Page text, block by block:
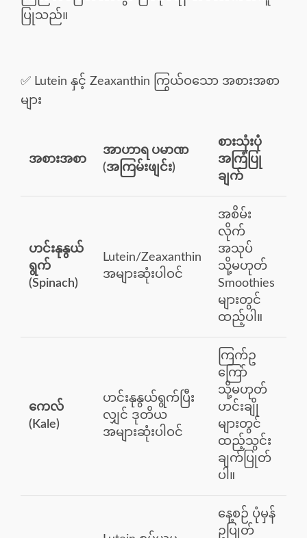
ပြုသည်။
✅ Lutein နှင့် Zeaxanthin ကြွယ်ဝသော အစားအစာ
များ
အစားအစာ
အာဟာရ ပမာဏ
(အကြမ်းဖျင်း)
စားသုံးပုံ
အကြံပြု
ချက်
ဟင်းနုနွယ်
ရွက်
(Spinach)
Lutein/Zeaxanthin
အများဆုံးပါဝင်
အစိမ်း
လိုက်
အသုပ်
သို့မဟုတ်
Smoothies
များတွင်
ထည့်ပါ။
ကေလ်
(Kale)
ဟင်းနုနွယ်ရွက်ပြီး
လျှင် ဒုတိယ
အများဆုံးပါဝင်
ကြက်ဥ
ကြော်
သို့မဟုတ်
ဟင်းချို
များတွင်
ထည့်သွင်း
ချက်ပြုတ်
ပါ။
နေ့စဉ် ပုံမှန်
ဥပြုတ်